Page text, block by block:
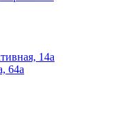
14а
64а